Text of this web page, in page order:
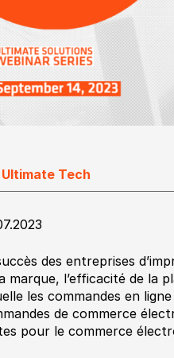
Tech
des entreprises
marque, l’efficacité de la
les commandes en
de commerce
pour le commerce